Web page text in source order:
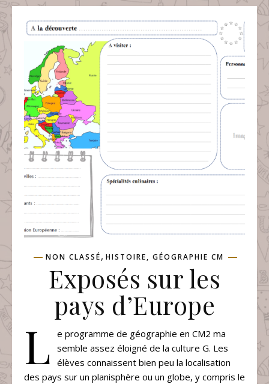
NON CLASSÉ, HISTOIRE, GÉOGRAPHIE CM
Exposés sur les
pays d’Europe
L e programme de géographie en CM2 ma
semble assez éloigné de la culture G. Les
élèves connaissent bien peu la localisation
des pays sur un planisphère ou un globe, y compris le